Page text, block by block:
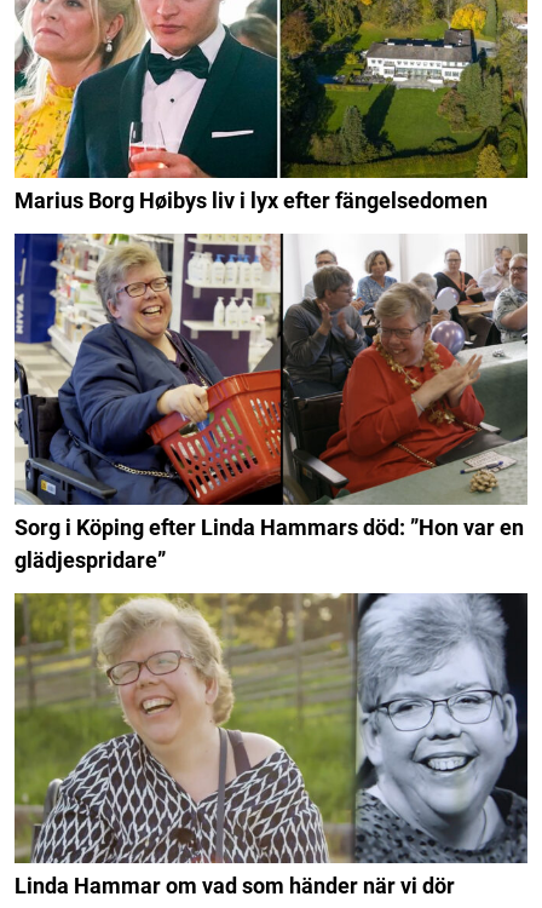
Marius Borg Høibys liv i lyx efter fängelsedomen
Sorg i Köping efter Linda Hammars död: ”Hon var en
glädjespridare”
Linda Hammar om vad som händer när vi dör